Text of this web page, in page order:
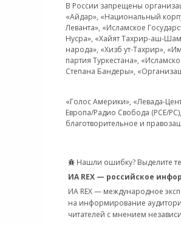
В России запрещены
«Айдар», «Национальный
Леванта», «Исламское
Нусра», «Хайят Тахрир-аш-
народа», «Хизб ут-Тахрир»,
партия Туркестана»,
Степана Бандеры»,
«Голос Америки», «Левада-
Европа/Радио Свобода (PCE/
благотворительное и
Нашли ошибку? Выделите
ИА REX — российское
ИА REX — международное
на информирование
читателей с мнением